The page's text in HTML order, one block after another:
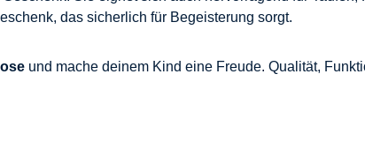
das sicherlich für Begeisterung sorgt.
und mache deinem Kind eine Freude. Qualität,